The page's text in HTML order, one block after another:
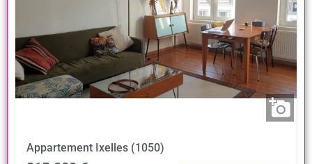
Appartement Ixelles (1050)